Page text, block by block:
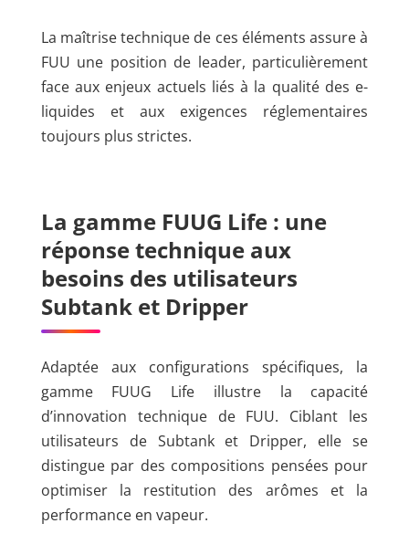
La maîtrise technique de ces éléments assure à
FUU une position de leader, particulièrement
face aux enjeux actuels liés à la qualité des e-
liquides et aux exigences réglementaires
toujours plus strictes.
La gamme FUUG Life : une
réponse technique aux
besoins des utilisateurs
Subtank et Dripper
Adaptée aux configurations spécifiques, la
gamme FUUG Life illustre la capacité
d’innovation technique de FUU. Ciblant les
utilisateurs de Subtank et Dripper, elle se
distingue par des compositions pensées pour
optimiser la restitution des arômes et la
performance en vapeur.